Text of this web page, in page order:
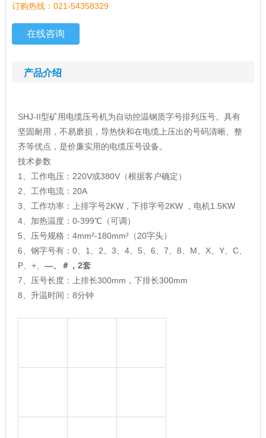
订购热线：021-54358329
在线咨询
产品介绍
SHJ-II型矿用电缆压号机为自动控温钢质字号排列压号。具有
坚固耐用，不易磨损，导热快和在电缆上压出的号码清晰、整
齐等优点，是价廉实用的电缆压号设备。
技术参数
1、工作电压：220V或380V（根据客户确定）
2、工作电流：20A
3、工作功率：上排字号2KW，下排字号2KW ，电机1.5KW
4、加热温度：0-399℃（可调）
5、压号规格：4mm²-180mm²（20字头）
6、钢字号有：0、1、2、3、4、5、6、7、8、M、X、Y、C、
P、+、 —、＃ ， 2套
7、压号长度：上排长300mm，下排长300mm
8、升温时间：8分钟